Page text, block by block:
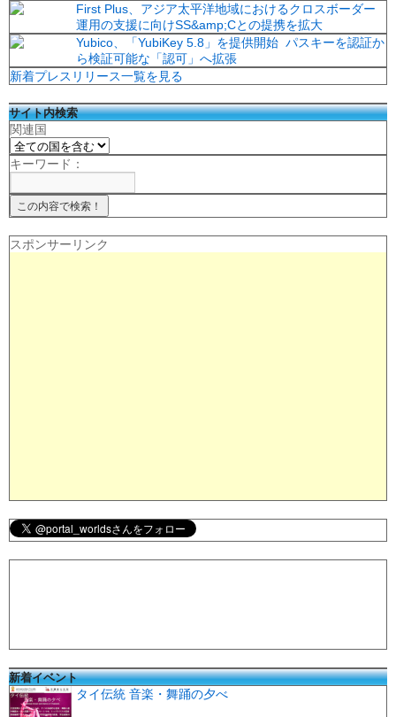
First Plus、アジア太平洋地域におけるクロスボーダー
運用の支援に向けSS&amp;Cとの提携を拡大
Yubico、「YubiKey 5.8」を提供開始 パスキーを認証か
ら検証可能な「認可」へ拡張
新着プレスリリース一覧を見る
サイト内検索
関連国
キーワード：
スポンサーリンク
新着イベント
タイ伝統 音楽・舞踊の夕べ